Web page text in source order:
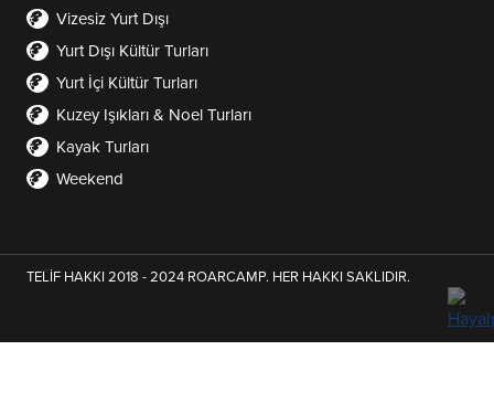
Vizesiz Yurt Dışı
Yurt Dışı Kültür Turları
Yurt İçi Kültür Turları
Kuzey Işıkları & Noel Turları
Kayak Turları
Weekend
TELİF HAKKI 2018 - 2024 ROARCAMP. HER HAKKI SAKLIDIR.